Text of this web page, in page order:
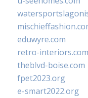
eduwyre.com
retro-interiors.com
theblvd-boise.com
fpet2023.org
e-smart2022.org